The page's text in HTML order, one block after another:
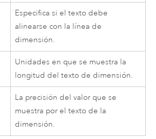
Especifica si el texto debe
alinearse con la línea de
dimensión.
Unidades en que se muestra la
longitud del texto de dimensión.
La precisión del valor que se
muestra por el texto de la
dimensión.